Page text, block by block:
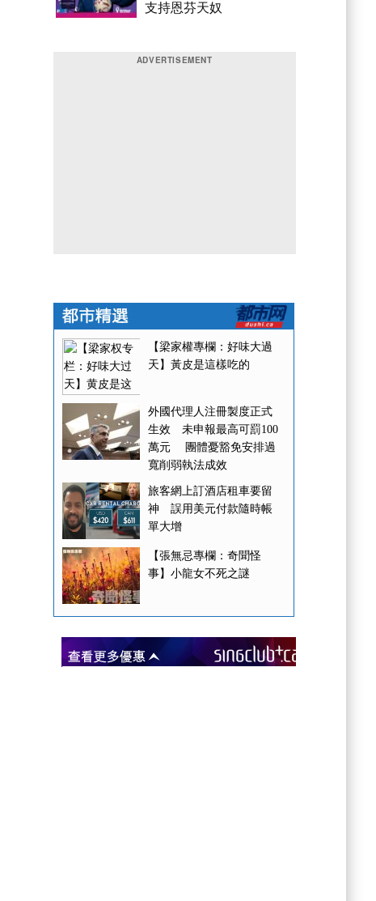
支持恩芬天奴